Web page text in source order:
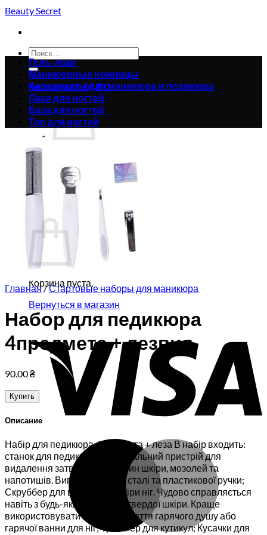
Skip
content
Beauty Secret
Искать:
Корзина /0.00₴0
Вернуться в магазин
Корзина пуста.
Вернуться в магазин
Гель-лаки
Маникюрные ножницы
Аксессуары для маникюра и педикюра
Лаки для ногтей
База для ногтей
Топ для ногтей
Главная/Стартовые наборы для маникюра
Набор для педикюра
4предмета + лезвия
90.00₴
Купить
Описание
Набір для педикюра 4предмета + леза В набір входить:
станок для педикюра — спеціальний пристрій для
видалення затверділих частин шкіри, мозолей та
напотишів. Виготовлений зі сталі та пластикової ручки;
Скруббер для відмершої шкіри ніг. Чудово справляється
навіть з будь-якими видами твердої шкіри. Краще
використовувати після прийняття гарячого душу або
гарячої ванни для ніг; Триммер для кутикул; Кусачки для